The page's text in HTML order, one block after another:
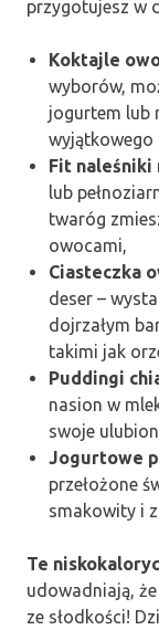
przygotujesz w
Koktajle
wyborów,
jogurtem lub
wyjątkowego
Fit naleśniki
lub
twaróg
owocami,
Ciasteczka
deser –
dojrzałym
takimi jak
Puddingi
nasion w
swoje
Jogurtowe
przełożone
smakowity i
Te
udowadniają,
ze słodkości!